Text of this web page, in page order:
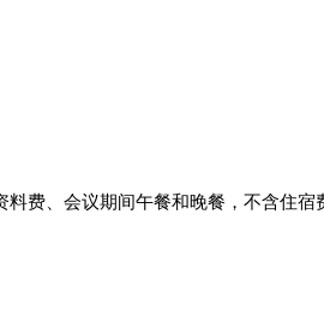
料费、会议期间午餐和晚餐，不含住宿